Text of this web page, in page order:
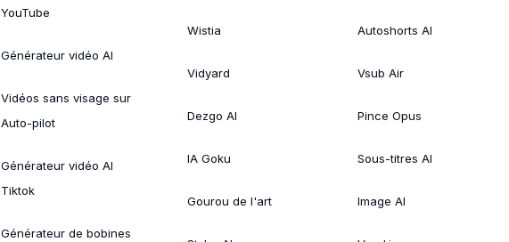
YouTube
Générateur vidéo AI
Vidéos sans visage sur
Auto-pilot
Générateur vidéo AI
Tiktok
Générateur de bobines
Wistia
Vidyard
Dezgo AI
IA Goku
Gourou de l'art
Autoshorts AI
Vsub Air
Pince Opus
Sous-titres AI
Image AI